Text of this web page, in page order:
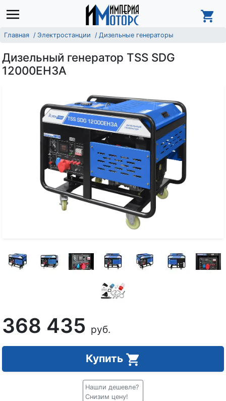
Главная Электростанции Дизельные генераторы
Дизельный генератор TSS SDG
12000EH3A
368 435 руб.
Купить
Нашли дешевле?
Снизим цену!